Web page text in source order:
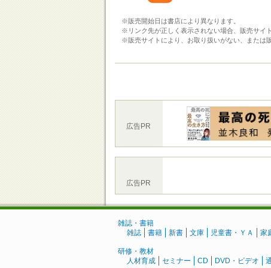
※販売開始日は書店により異なります。
※リンク先が正しく表示されない場合、販売サイ
※販売サイトにより、お取り扱いがない、または
広告PR
広告PR
雑誌・書籍
雑誌
書籍 新書 文庫 児童書・ＹＡ 家
研修・教材
人材育成
セミナー CD DVD・ビデオ